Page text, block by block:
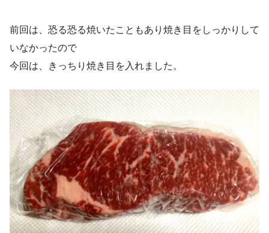
前回は、恐る恐る焼いたこともあり焼き目をしっかりして
いなかったので
今回は、きっちり焼き目を入れました。